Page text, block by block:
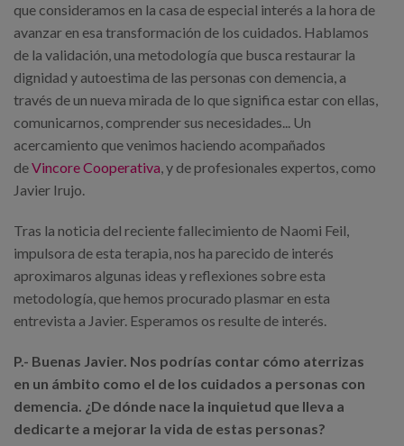
que consideramos en la casa de especial interés a la hora de
avanzar en esa transformación de los cuidados. Hablamos
de la validación, una metodología que busca restaurar la
dignidad y autoestima de las personas con demencia, a
través de un nueva mirada de lo que significa estar con ellas,
comunicarnos, comprender sus necesidades... Un
acercamiento que venimos haciendo acompañados
deVincore Cooperativa, y de profesionales expertos, como
Javier Irujo.
Tras la noticia del reciente fallecimiento de Naomi Feil,
impulsora de esta terapia, nos ha parecido de interés
aproximaros algunas ideas y reflexiones sobre esta
metodología, que hemos procurado plasmar en esta
entrevista a Javier. Esperamos os resulte de interés.
P.- Buenas Javier. Nos podrías contar cómo aterrizas
en un ámbito como el de los cuidados a personas con
demencia. ¿De dónde nace la inquietud que lleva a
dedicarte a mejorar la vida de estas personas?